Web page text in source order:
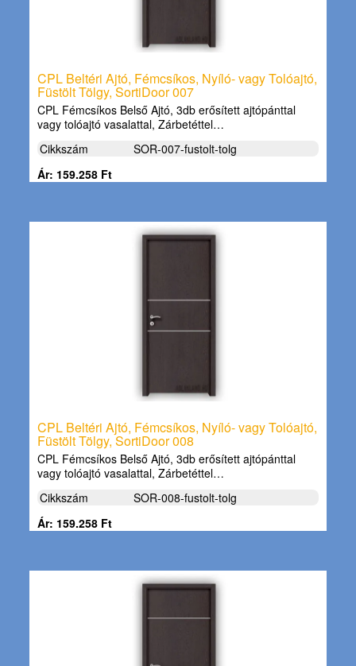
CPL Beltéri Ajtó, Fémcsíkos, Nyíló- vagy Tolóajtó,
Füstölt Tölgy, SortiDoor 007
CPL Fémcsíkos Belső Ajtó, 3db erősített ajtópánttal
vagy tolóajtó vasalattal, Zárbetéttel…
Cikkszám
SOR-007-fustolt-tolg
Ár: 159.258 Ft
CPL Beltéri Ajtó, Fémcsíkos, Nyíló- vagy Tolóajtó,
Füstölt Tölgy, SortiDoor 008
CPL Fémcsíkos Belső Ajtó, 3db erősített ajtópánttal
vagy tolóajtó vasalattal, Zárbetéttel…
Cikkszám
SOR-008-fustolt-tolg
Ár: 159.258 Ft